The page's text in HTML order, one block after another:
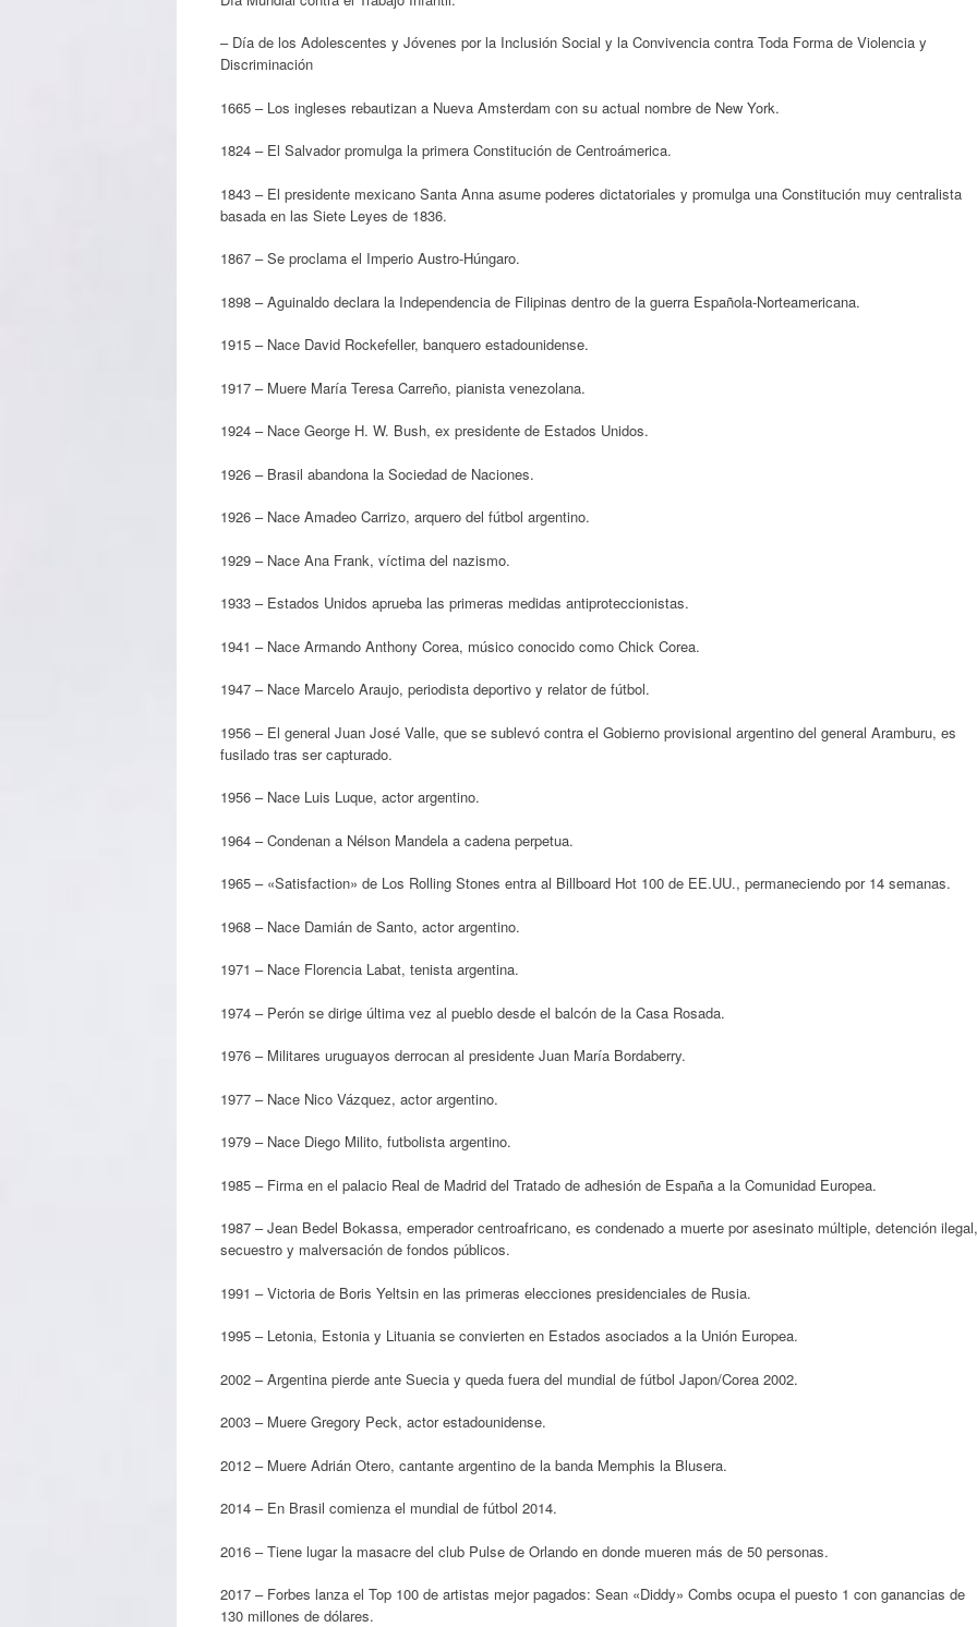
– Día de los Adolescentes y Jóvenes por la Inclusión Social y la Convivencia contra Toda Forma de Violencia y
Discriminación
1665 – Los ingleses rebautizan a Nueva Amsterdam con su actual nombre de New York.
1824 – El Salvador promulga la primera Constitución de Centroámerica.
1843 – El presidente mexicano Santa Anna asume poderes dictatoriales y promulga una Constitución muy centralista
basada en las Siete Leyes de 1836.
1867 – Se proclama el Imperio Austro-Húngaro.
1898 – Aguinaldo declara la Independencia de Filipinas dentro de la guerra Española-Norteamericana.
1915 – Nace David Rockefeller, banquero estadounidense.
1917 – Muere María Teresa Carreño, pianista venezolana.
1924 – Nace George H. W. Bush, ex presidente de Estados Unidos.
1926 – Brasil abandona la Sociedad de Naciones.
1926 – Nace Amadeo Carrizo, arquero del fútbol argentino.
1929 – Nace Ana Frank, víctima del nazismo.
1933 – Estados Unidos aprueba las primeras medidas antiproteccionistas.
1941 – Nace Armando Anthony Corea, músico conocido como Chick Corea.
1947 – Nace Marcelo Araujo, periodista deportivo y relator de fútbol.
1956 – El general Juan José Valle, que se sublevó contra el Gobierno provisional argentino del general Aramburu, es
fusilado tras ser capturado.
1956 – Nace Luis Luque, actor argentino.
1964 – Condenan a Nélson Mandela a cadena perpetua.
1965 – «Satisfaction» de Los Rolling Stones entra al Billboard Hot 100 de EE.UU., permaneciendo por 14 semanas.
1968 – Nace Damián de Santo, actor argentino.
1971 – Nace Florencia Labat, tenista argentina.
1974 – Perón se dirige última vez al pueblo desde el balcón de la Casa Rosada.
1976 – Militares uruguayos derrocan al presidente Juan María Bordaberry.
1977 – Nace Nico Vázquez, actor argentino.
1979 – Nace Diego Milito, futbolista argentino.
1985 – Firma en el palacio Real de Madrid del Tratado de adhesión de España a la Comunidad Europea.
1987 – Jean Bedel Bokassa, emperador centroafricano, es condenado a muerte por asesinato múltiple, detención ilegal,
secuestro y malversación de fondos públicos.
1991 – Victoria de Boris Yeltsin en las primeras elecciones presidenciales de Rusia.
1995 – Letonia, Estonia y Lituania se convierten en Estados asociados a la Unión Europea.
2002 – Argentina pierde ante Suecia y queda fuera del mundial de fútbol Japon/Corea 2002.
2003 – Muere Gregory Peck, actor estadounidense.
2012 – Muere Adrián Otero, cantante argentino de la banda Memphis la Blusera.
2014 – En Brasil comienza el mundial de fútbol 2014.
2016 – Tiene lugar la masacre del club Pulse de Orlando en donde mueren más de 50 personas.
2017 – Forbes lanza el Top 100 de artistas mejor pagados: Sean «Diddy» Combs ocupa el puesto 1 con ganancias de
130 millones de dólares.